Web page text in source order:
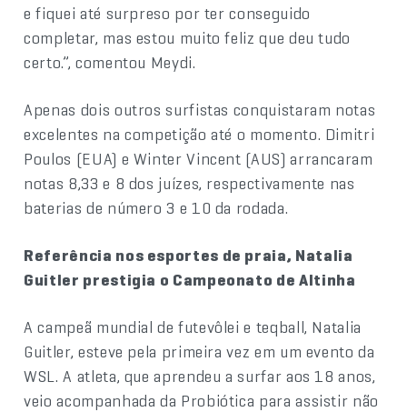
e fiquei até surpreso por ter conseguido
completar, mas estou muito feliz que deu tudo
certo.”, comentou Meydi.
Apenas dois outros surfistas conquistaram notas
excelentes na competição até o momento. Dimitri
Poulos (EUA) e Winter Vincent (AUS) arrancaram
notas 8,33 e 8 dos juízes, respectivamente nas
baterias de número 3 e 10 da rodada.
Referência nos esportes de praia, Natalia
Guitler prestigia o Campeonato de Altinha
A campeã mundial de futevôlei e teqball, Natalia
Guitler, esteve pela primeira vez em um evento da
WSL. A atleta, que aprendeu a surfar aos 18 anos,
veio acompanhada da Probiótica para assistir não